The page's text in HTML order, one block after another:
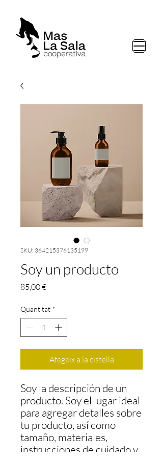
SKU: 364215376135199
Soy un producto
85,00 €Price
Quantitat *
Afegeix a la cistella
Soy la descripción de un
producto. Soy el lugar ideal
para agregar detalles sobre
tu producto, así como
tamaño, materiales,
instrucciones de cuidado y